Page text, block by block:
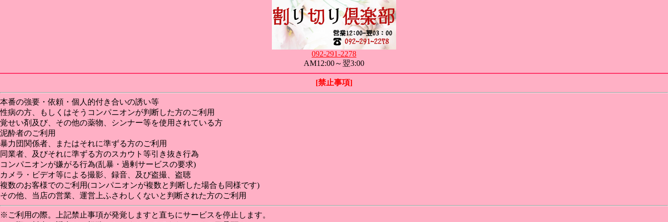
092-291-2278
AM12:00～翌3:00
[禁止事項]
本番の強要・依頼・個人的付き合いの誘い等
性病の方、もしくはそうコンパニオンが判断した方のご利用
覚せい剤及び、その他の薬物、シンナー等を使用されている方
泥酔者のご利用
暴力団関係者、またはそれに準ずる方のご利用
同業者、及びそれに準ずる方のスカウト等引き抜き行為
コンパニオンが嫌がる行為(乱暴・過剰サービスの要求)
カメラ・ビデオ等による撮影、録音、及び盗撮、盗聴
複数のお客様でのご利用(コンパニオンが複数と判断した場合も同様です)
その他、当店の営業、運営上ふさわしくないと判断された方のご利用
※ご利用の際。上記禁止事項が発覚しますと直ちにサービスを停止します。